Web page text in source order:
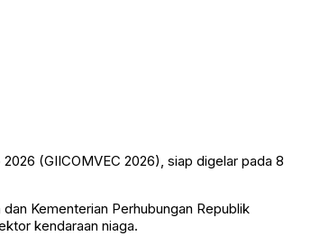
(GIICOMVEC 2026), siap digelar pada 8
Kementerian Perhubungan Republik
kendaraan niaga.